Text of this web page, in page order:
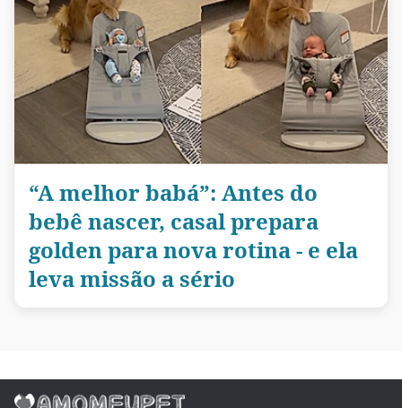
“A melhor babá”: Antes do
bebê nascer, casal prepara
golden para nova rotina - e ela
leva missão a sério